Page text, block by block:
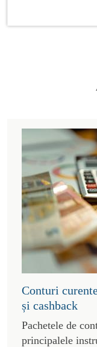
Conturi
și cashback
Pachetele de
principalele